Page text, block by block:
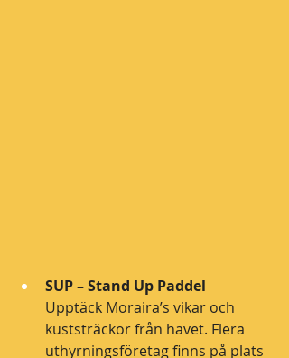
SUP – Stand Up Paddel
Upptäck Moraira’s vikar och
kuststräckor från havet. Flera
uthyrningsföretag finns på plats